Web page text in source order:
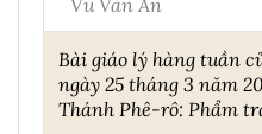
Bài giáo lý hàng tuần
ngày 25 tháng 3 năm
Thánh Phê-rô: Phẩm